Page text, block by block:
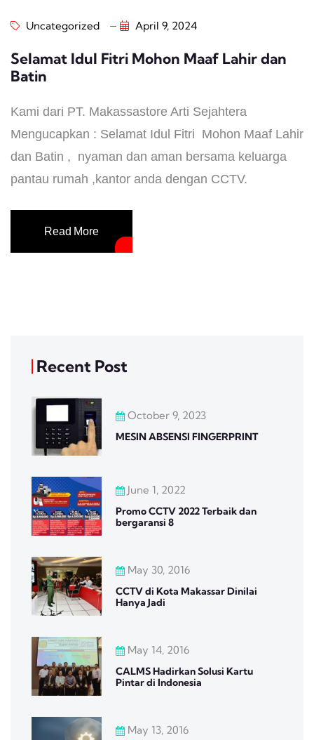
Uncategorized April 9, 2024
Selamat Idul Fitri Mohon Maaf Lahir dan
Batin
Kami dari PT. Makassastore Arti Sejahtera
Mengucapkan : Selamat Idul Fitri Mohon Maaf Lahir
dan Batin , nyaman dan aman bersama keluarga
pantau rumah ,kantor anda dengan CCTV.
Read More
Recent Post
October 9, 2023
MESIN ABSENSI FINGERPRINT
June 1, 2022
Promo CCTV 2022 Terbaik dan
bergaransi 8
May 30, 2016
CCTV di Kota Makassar Dinilai
Hanya Jadi
May 14, 2016
CALMS Hadirkan Solusi Kartu
Pintar di Indonesia
May 13, 2016